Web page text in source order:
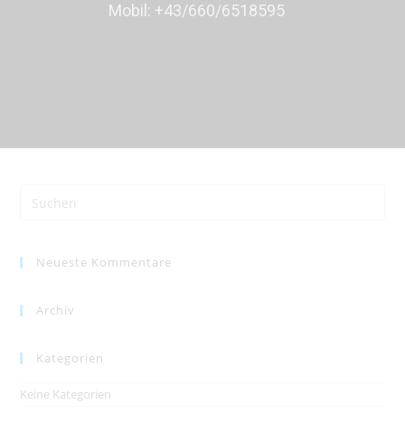
Mobil: +43/660/6518595
Neueste Kommentare
Archiv
Kategorien
Keine Kategorien